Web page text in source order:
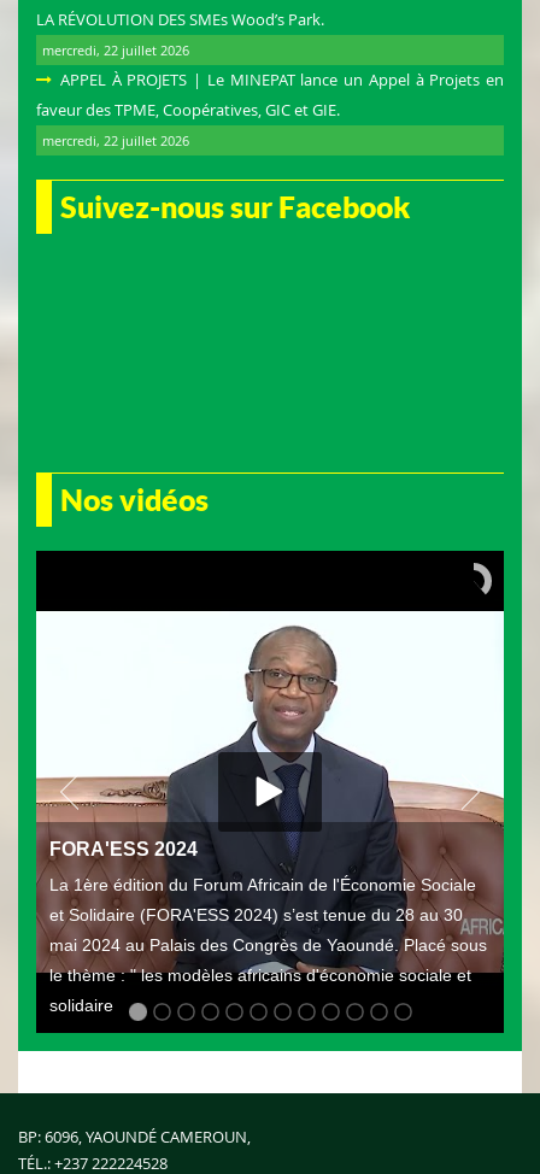
LA RÉVOLUTION DES SMEs Wood’s Park.
mercredi, 22 juillet 2026
APPEL À PROJETS | Le MINEPAT lance un Appel à Projets en
faveur des TPME, Coopératives, GIC et GIE.
mercredi, 22 juillet 2026
Suivez-nous sur Facebook
Nos vidéos
FORA'ESS 2024
La 1ère édition du Forum Africain de l'Économie Sociale
et Solidaire (FORA'ESS 2024) s’est tenue du 28 au 30
mai 2024 au Palais des Congrès de Yaoundé. Placé sous
le thème : " les modèles africains d'économie sociale et
solidaire
BP: 6096, YAOUNDÉ CAMEROUN,
TÉL.:+237 222224528